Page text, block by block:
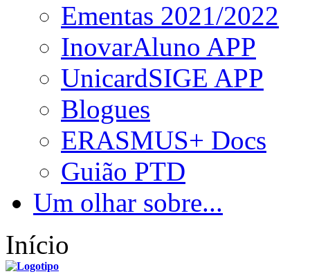
Ementas 2021/2022
InovarAluno APP
UnicardSIGE APP
Blogues
ERASMUS+ Docs
Guião PTD
Um olhar sobre...
Início